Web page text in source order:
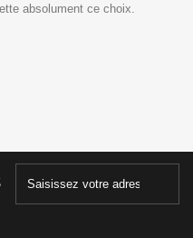
absolument ce choix.